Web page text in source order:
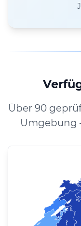
Über 90
Umgebung